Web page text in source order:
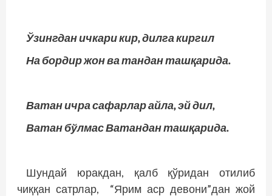
Ўзингдан ичкари кир, дилга киргил
На бордир жон ва тандан ташқарида.
Ватан ичра сафарлар айла, эй дил,
Ватан бўлмас Ватандан ташқарида.
Шундай юракдан, қалб қўридан отилиб
чиққан сатрлар, “Ярим аср девони”дан жой